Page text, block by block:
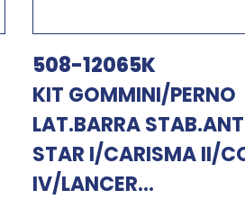
508-12065K
KIT GOMMINI/PERNO
LAT.BARRA
STAR I/CARISMA II/
IV/LANCER...